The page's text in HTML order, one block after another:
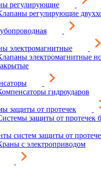
регулирующие
регулирующие
электромагнитные
электромагнитные
гидроударов
защиты от протечек
защиты от протечек
систем защиты от
с электроприводом